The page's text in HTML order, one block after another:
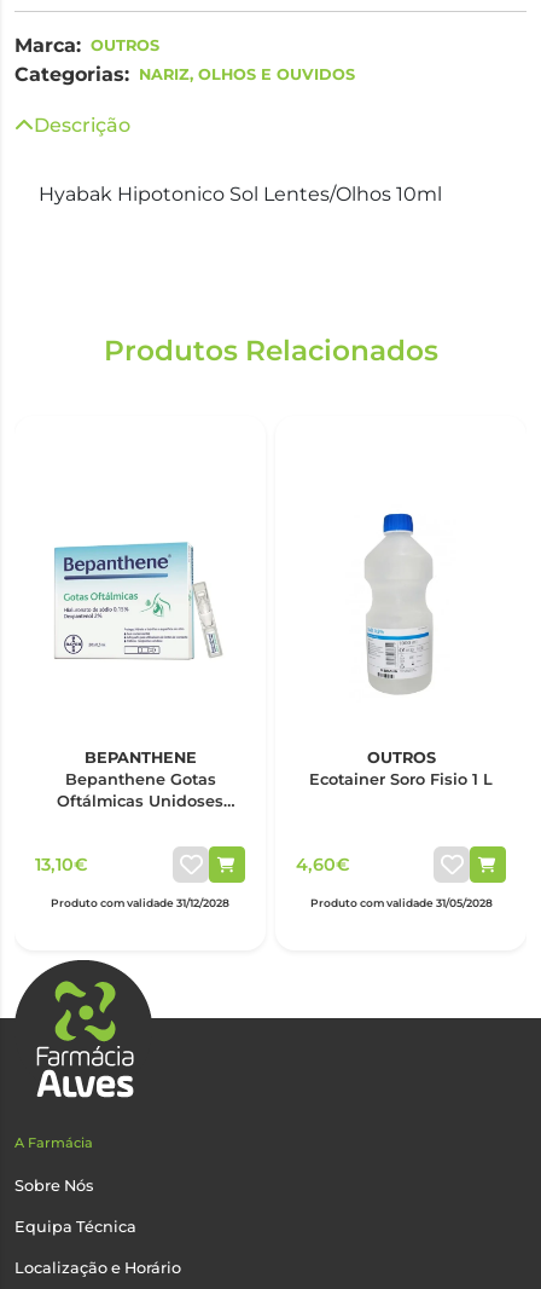
Marca: OUTROS
Categorias: NARIZ, OLHOS E OUVIDOS
Descrição
Hyabak Hipotonico Sol Lentes/Olhos 10ml
Produtos Relacionados
BEPANTHENE
Bepanthene Gotas
Oftálmicas Unidoses
13,10€
Produto com validade 31/12/2028
OUTROS
Ecotainer Soro Fisio 1 L
4,60€
Produto com validade 31/05/2028
A Farmácia
Sobre Nós
Equipa Técnica
Localização e Horário